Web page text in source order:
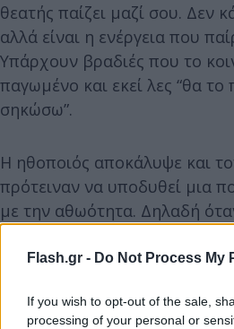
Flash.gr - Do Not Process My
If you wish to opt-out of the sale,
processing of your personal or
θεατής παίζει μαζί σου. Δεν
αλλά είναι η ενέργεια που
Υπάρχουν βραδιές που το
παγωμένο και εκεί λες “θα
σηκώσω”.
Η ηθοποιός αποκάλυψε και
πρότειναν να υποδυθεί μια
με την αθωότητα. Δηλαδή
πηγαίο και αυθόρμητο.